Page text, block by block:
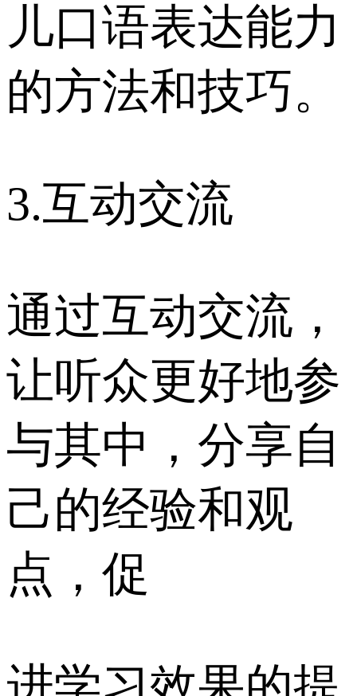
儿口语表达能力
的方法和技巧。
3.互动交流
通过互动交流，
让听众更好地参
与其中，分享自
己的经验和观
点，促